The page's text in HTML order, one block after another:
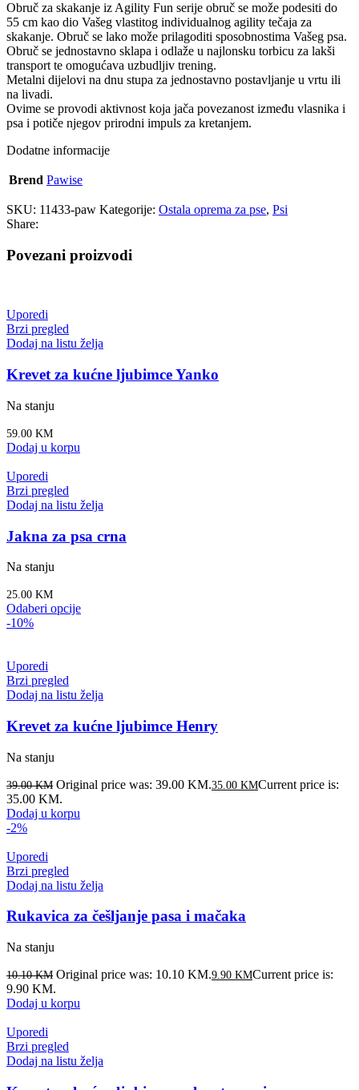
Obruč za skakanje iz Agility Fun serije obruč se može podesiti do
55 cm kao dio Vašeg vlastitog individualnog agility tečaja za
skakanje. Obruč se lako može prilagoditi sposobnostima Vašeg psa.
Obruč se jednostavno sklapa i odlaže u najlonsku torbicu za lakši
transport te omogućava uzbudljiv trening.
Metalni dijelovi na dnu stupa za jednostavno postavljanje u vrtu ili
na livadi.
Ovime se provodi aktivnost koja jača povezanost između vlasnika i
psa i potiče njegov prirodni impuls za kretanjem.
Dodatne informacije
Brend Pawise
SKU: 11433-paw Kategorije: Ostala oprema za pse, Psi
Share:
Povezani proizvodi
Uporedi
Brzi pregled
Dodaj na listu želja
Krevet za kućne ljubimce Yanko
Na stanju
59.00 KM
Dodaj u korpu
Uporedi
Brzi pregled
Dodaj na listu želja
Jakna za psa crna
Na stanju
25.00 KM
Odaberi opcije
-10%
Uporedi
Brzi pregled
Dodaj na listu želja
Krevet za kućne ljubimce Henry
Na stanju
39.00KM Original price was: 39.00 KM.35.00 KMCurrent price is:
35.00 KM.
Dodaj u korpu
-2%
Uporedi
Brzi pregled
Dodaj na listu želja
Rukavica za češljanje pasa i mačaka
Na stanju
10.10KM Original price was: 10.10 KM.9.90 KMCurrent price is:
9.90 KM.
Dodaj u korpu
Uporedi
Brzi pregled
Dodaj na listu želja